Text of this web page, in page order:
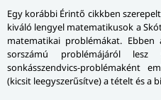
Egy korábbi Érintő cikkben
kiváló lengyel matematikusok a
matematikai problémákat.
sorszámú problémájáról
sonkásszendvics-problémaként
(kicsit leegyszerűsítve) a tételt és a